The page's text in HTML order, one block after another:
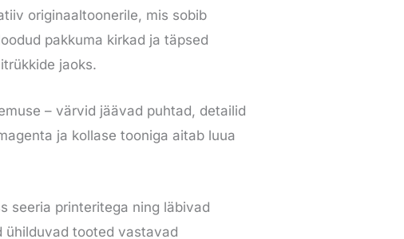
originaaltoonerile, mis sobib
pakkuma kirkad ja täpsed
jaoks.
– värvid jäävad puhtad, detailid
ja kollase tooniga aitab luua
seeria printeritega ning läbivad
ühilduvad tooted vastavad